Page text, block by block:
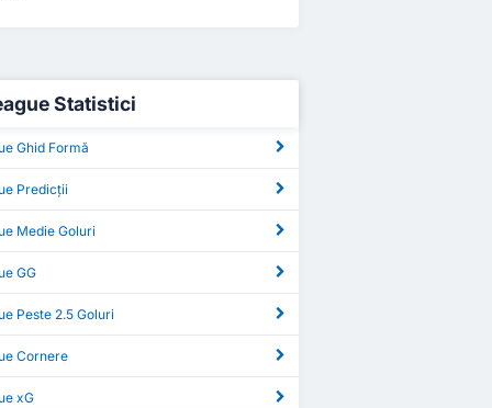
Statistici
Ghid Formă
Predicții
Medie Goluri
GG
Peste 2.5 Goluri
Cornere
xG